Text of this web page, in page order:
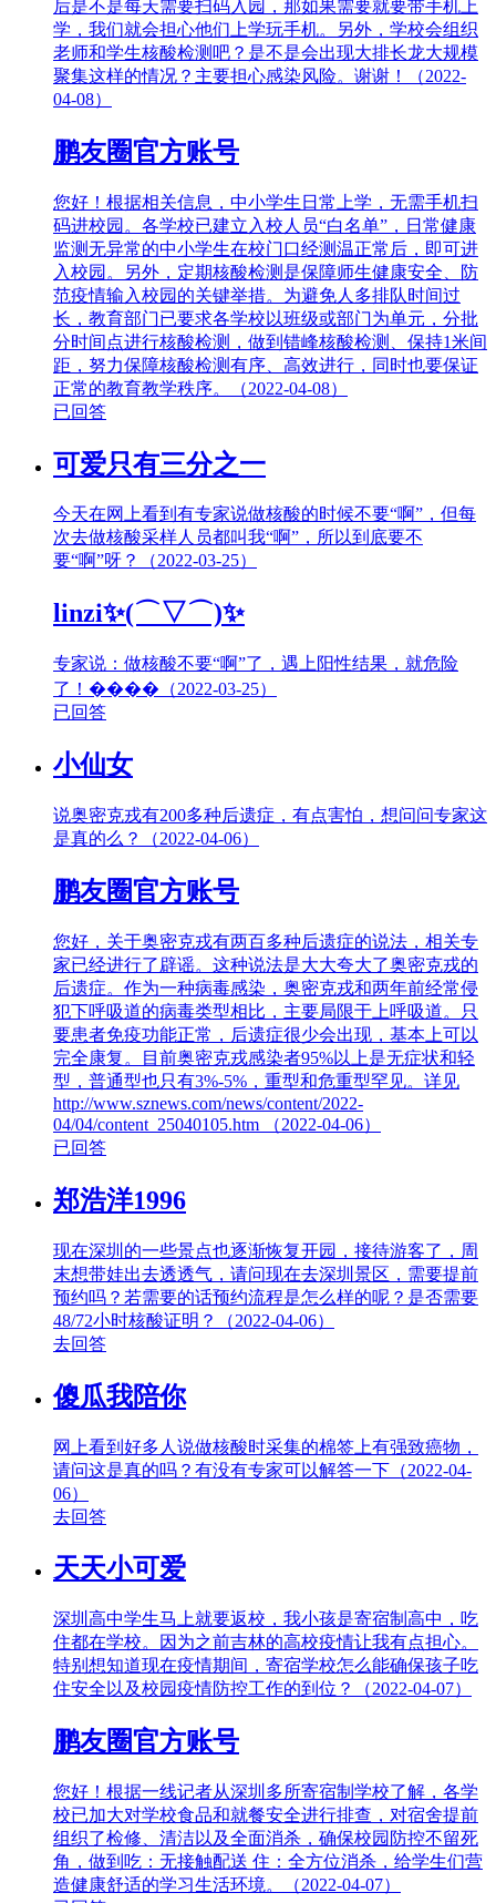
后是不是每天需要扫码入园，那如果需要就要带手机上
学，我们就会担心他们上学玩手机。另外，学校会组织
老师和学生核酸检测吧？是不是会出现大排长龙大规模
聚集这样的情况？主要担心感染风险。谢谢！（2022-
04-08）
鹏友圈官方账号
您好！根据相关信息，中小学生日常上学，无需手机扫
码进校园。各学校已建立入校人员“白名单”，日常健康
监测无异常的中小学生在校门口经测温正常后，即可进
入校园。另外，定期核酸检测是保障师生健康安全、防
范疫情输入校园的关键举措。为避免人多排队时间过
长，教育部门已要求各学校以班级或部门为单元，分批
分时间点进行核酸检测，做到错峰核酸检测、保持1米间
距，努力保障核酸检测有序、高效进行，同时也要保证
正常的教育教学秩序。（2022-04-08）
已回答
可爱只有三分之一
今天在网上看到有专家说做核酸的时候不要“啊”，但每
次去做核酸采样人员都叫我“啊”，所以到底要不
要“啊”呀？（2022-03-25）
linzi✨(⌒▽⌒)✨
专家说：做核酸不要“啊”了，遇上阳性结果，就危险
了！����（2022-03-25）
已回答
小仙女
说奥密克戎有200多种后遗症，有点害怕，想问问专家这
是真的么？（2022-04-06）
鹏友圈官方账号
您好，关于奥密克戎有两百多种后遗症的说法，相关专
家已经进行了辟谣。这种说法是大大夸大了奥密克戎的
后遗症。作为一种病毒感染，奥密克戎和两年前经常侵
犯下呼吸道的病毒类型相比，主要局限于上呼吸道。只
要患者免疫功能正常，后遗症很少会出现，基本上可以
完全康复。目前奥密克戎感染者95%以上是无症状和轻
型，普通型也只有3%-5%，重型和危重型罕见。详见
http://www.sznews.com/news/content/2022-
04/04/content_25040105.htm （2022-04-06）
已回答
郑浩洋1996
现在深圳的一些景点也逐渐恢复开园，接待游客了，周
末想带娃出去透透气，请问现在去深圳景区，需要提前
预约吗？若需要的话预约流程是怎么样的呢？是否需要
48/72小时核酸证明？（2022-04-06）
去回答
傻瓜我陪你
网上看到好多人说做核酸时采集的棉签上有强致癌物，
请问这是真的吗？有没有专家可以解答一下（2022-04-
06）
去回答
天天小可爱
深圳高中学生马上就要返校，我小孩是寄宿制高中，吃
住都在学校。因为之前吉林的高校疫情让我有点担心。
特别想知道现在疫情期间，寄宿学校怎么能确保孩子吃
住安全以及校园疫情防控工作的到位？（2022-04-07）
鹏友圈官方账号
您好！根据一线记者从深圳多所寄宿制学校了解，各学
校已加大对学校食品和就餐安全进行排查，对宿舍提前
组织了检修、清洁以及全面消杀，确保校园防控不留死
角，做到吃：无接触配送 住：全方位消杀，给学生们营
造健康舒适的学习生活环境。（2022-04-07）